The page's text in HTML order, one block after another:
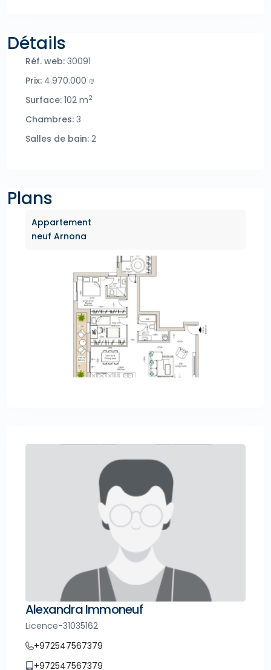
Détails
Réf. web: 30091
Prix: 4.970.000 ₪
Surface: 102 m2
Chambres: 3
Salles de bain: 2
Plans
Appartement
neuf Arnona
Alexandra Immoneuf
Licence-31035162
+972547567379
+972547567379